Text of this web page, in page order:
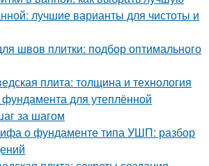
лучшие варианты для чистоты и
швов плитки: подбор оптимального
плита: толщина и технология
для утеплённой
за шагом
о фундаменте типа УШП: разбор